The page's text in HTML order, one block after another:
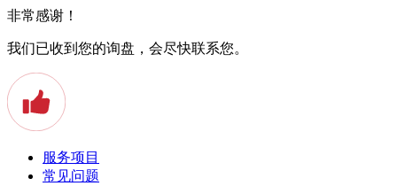
非常感谢！
我们已收到您的询盘，会尽快联系您。
服务项目
常见问题